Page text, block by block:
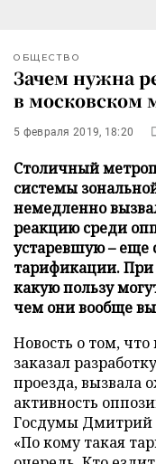
ОБЩЕСТВО
Зачем нужна
в московском
5 февраля 2019, 18:20
Столичный
системы
немедленно
реакцию среди
устаревшую – еще
тарификации. При
какую пользу
чем они вообще
Новость о том,
заказал
проезда, вызвала
активность
Госдумы Дмитрий
«По кому такая